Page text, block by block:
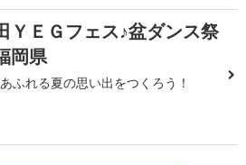
ＹＥＧフェス♪盆ダンス祭
岡県
ふれる夏の思い出をつくろう！